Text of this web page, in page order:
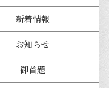
新着情報
お知らせ
御首題